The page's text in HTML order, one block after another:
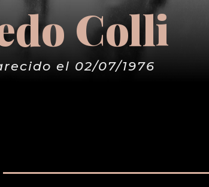
Colli
el 02/07/1976